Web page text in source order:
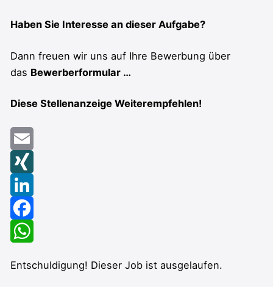
Haben Sie Interesse an dieser Aufgabe?
Dann freuen wir uns auf Ihre Bewerbung über
das Bewerberformular …
Diese Stellenanzeige Weiterempfehlen!
Email
XING
LinkedIn
Facebook
Entschuldigung! Dieser Job ist ausgelaufen.